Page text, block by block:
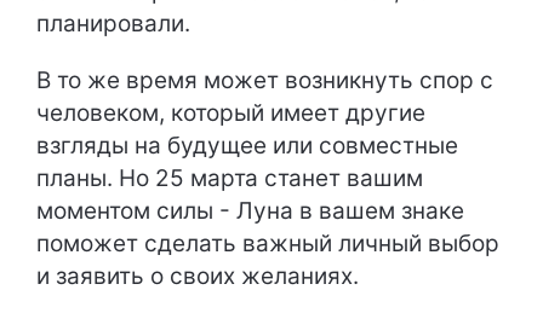
планировали.
В то же время может возникнуть спор с
человеком, который имеет другие
взгляды на будущее или совместные
планы. Но 25 марта станет вашим
моментом силы - Луна в вашем знаке
поможет сделать важный личный выбор
и заявить о своих желаниях.